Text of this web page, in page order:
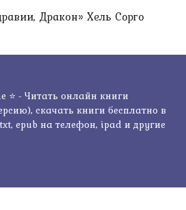
Дракон» Хель Сорго
⭐ - Читать онлайн книги
скачать книги бесплатно в
epub на телефон, ipad и другие